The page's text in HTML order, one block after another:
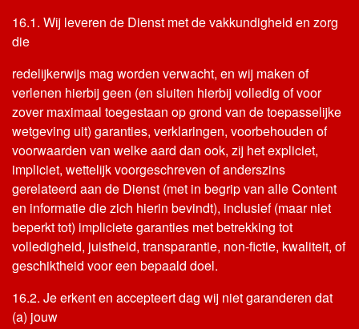
16.1. Wij leveren de Dienst met de vakkundigheid en zorg
die
redelijkerwijs mag worden verwacht, en wij maken of
verlenen hierbij geen (en sluiten hierbij volledig of voor
zover maximaal toegestaan op grond van de toepasselijke
wetgeving uit) garanties, verklaringen, voorbehouden of
voorwaarden van welke aard dan ook, zij het expliciet,
impliciet, wettelijk voorgeschreven of anderszins
gerelateerd aan de Dienst (met in begrip van alle Content
en informatie die zich hierin bevindt), inclusief (maar niet
beperkt tot) impliciete garanties met betrekking tot
volledigheid, juistheid, transparantie, non-fictie, kwaliteit, of
geschiktheid voor een bepaald doel.
16.2. Je erkent en accepteert dag wij niet garanderen dat
(a) jouw